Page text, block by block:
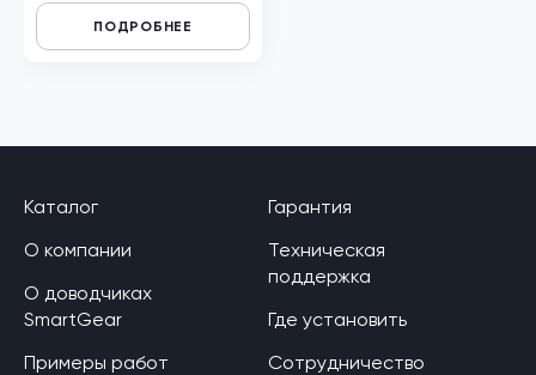
ПОДРОБНЕЕ
Каталог
О компании
О доводчиках
SmartGear
Примеры работ
Гарантия
Техническая
поддержка
Где установить
Сотрудничество